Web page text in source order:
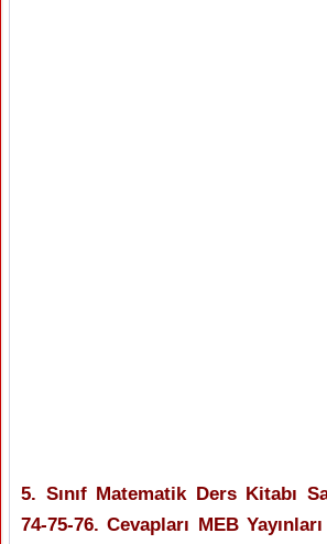
5. Sınıf Matematik Ders Kitabı
74-75-76. Cevapları MEB Yayınları